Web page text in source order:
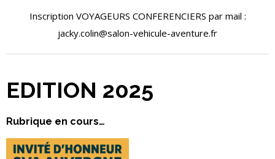
Inscription VOYAGEURS CONFERENCIERS par mail :
jacky.colin@salon-vehicule-aventure.fr
EDITION 2025
Rubrique en cours…